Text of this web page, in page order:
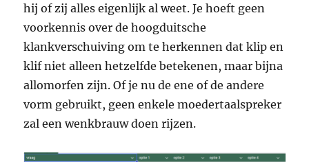
hij of zij alles eigenlijk al weet. Je hoeft geen
voorkennis over de hoogduitsche
klankverschuiving om te herkennen dat klip en
klif niet alleen hetzelfde betekenen, maar bijna
allomorfen zijn. Of je nu de ene of de andere
vorm gebruikt, geen enkele moedertaalspreker
zal een wenkbrauw doen rijzen.